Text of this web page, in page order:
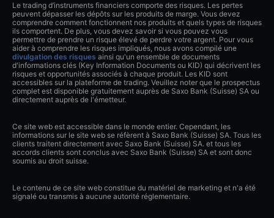
Le trading d’instruments financiers comporte des risques. Les pertes
peuvent dépasser les dépôts sur les produits de marge. Vous devez
comprendre comment fonctionnent nos produits et quels types de risques
ils comportent. De plus, vous devez savoir si vous pouvez vous
permettre de prendre un risque élevé de perdre votre argent. Pour vous
aider à comprendre les risques impliqués, nous avons compilé une
divulgation des risques ainsi qu'un ensemble de documents
d'informations clés (Key Information Documents ou KID) qui décrivent les
risques et opportunités associés à chaque produit. Les KID sont
accessibles sur la plateforme de trading. Veuillez noter que le prospectus
complet est disponible gratuitement auprès de Saxo Bank (Suisse) SA ou
directement auprès de l'émetteur.
Ce site web est accessible dans le monde entier. Cependant, les
informations sur le site web se réfèrent à Saxo Bank (Suisse) SA. Tous les
clients traitent directement avec Saxo Bank (Suisse) SA. et tous les
accords clients sont conclus avec Saxo Bank (Suisse) SA et sont donc
soumis au droit suisse.
Le contenu de ce site web constitue du matériel de marketing et n'a été
signalé ou transmis à aucune autorité réglementaire.